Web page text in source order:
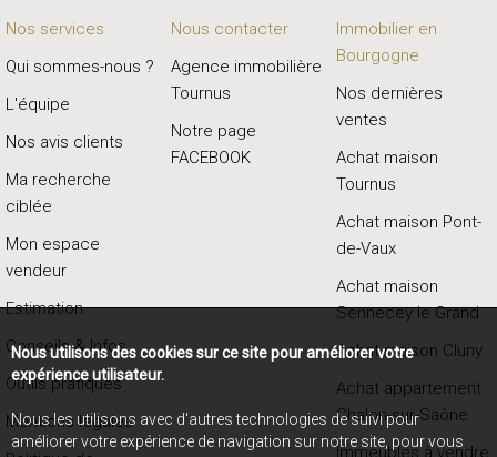
Nos services
Qui sommes-nous ?
L'équipe
Nos avis clients
Ma recherche
ciblée
Mon espace
vendeur
Estimation
Conseils & Infos
Outils pratiques
Mentions légales
Nous contacter
Agence immobilière
Tournus
Notre page
FACEBOOK
Immobilier en
Bourgogne
Nos dernières
ventes
Achat maison
Tournus
Achat maison Pont-
de-Vaux
Achat maison
Sennecey le Grand
Achat maison Cluny
Achat appartement
Chalon-sur-Saône
Immeubles à vendre
Nous utilisons des cookies sur ce site pour améliorer votre
expérience utilisateur.
Nous les utilisons avec d'autres technologies de suivi pour
améliorer votre expérience de navigation sur notre site, pour vous